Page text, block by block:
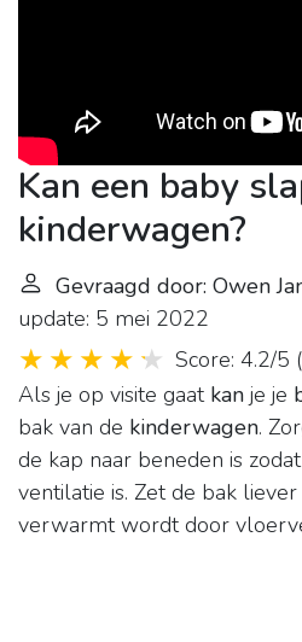
Kan een baby
kinderwagen?
Gevraagd door: Owen
update: 5 mei 2022
Score: 4.2/5 (
Als je op visite gaat kan je je
bak van de kinderwagen.
de kap naar beneden is
ventilatie is. Zet de bak
verwarmt wordt door